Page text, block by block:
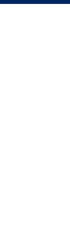
CONTATTI